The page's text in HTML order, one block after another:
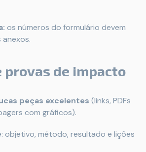
os números do formulário devem
de impacto
peças excelentes (links, PDFs
com gráficos).
objetivo, método, resultado e lições